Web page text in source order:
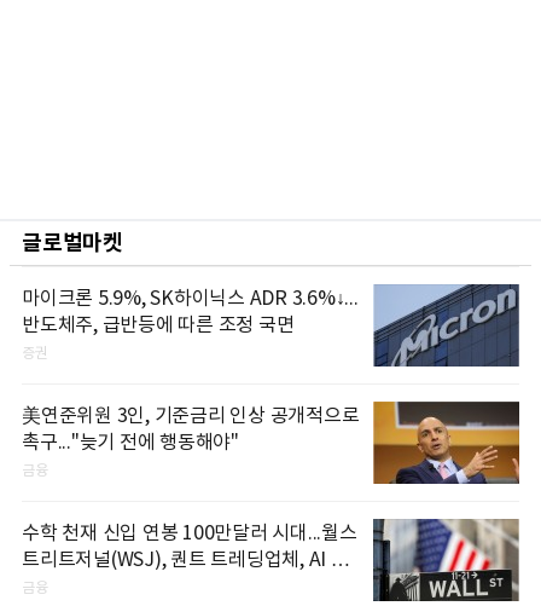
글로벌마켓
마이크론 5.9%, SK하이닉스 ADR 3.6%↓...
반도체주, 급반등에 따른 조정 국면
증권
美연준위원 3인, 기준금리 인상 공개적으로
촉구..."늦기 전에 행동해야"
금융
수학 천재 신입 연봉 100만달러 시대...월스
트리트저널(WSJ), 퀀트 트레딩업체, AI 기
업들 인재 확보 경쟁
금융